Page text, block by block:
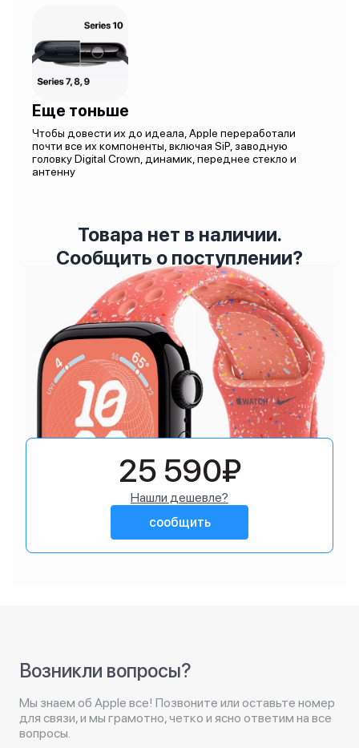
Еще тоньше
Чтобы довести их до идеала, Apple переработали
почти все их компоненты, включая SiP, заводную
головку Digital Crown, динамик, переднее стекло и
антенну
Товара нет в наличии.
Сообщить о поступлении?
25 590₽
Нашли дешевле?
сообщить
Возникли вопросы?
Мы знаем об Apple все! Позвоните или оставьте номер
для связи, и мы грамотно, четко и ясно ответим на все
вопросы.